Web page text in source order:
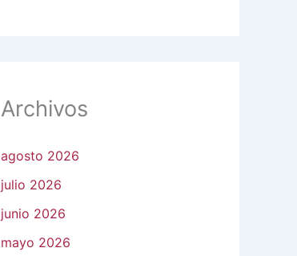
Archivos
agosto 2026
julio 2026
junio 2026
mayo 2026